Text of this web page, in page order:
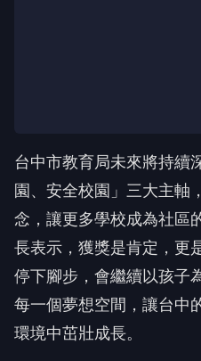
台中市教育局未來將持續
園、安全校園」三大主軸
念，讓更多學校成為社區
長表示，獲獎是肯定，更
停下腳步，會繼續以孩子
每一個夢想空間，讓台中
環境中茁壯成長。